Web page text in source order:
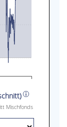
Mischfonds